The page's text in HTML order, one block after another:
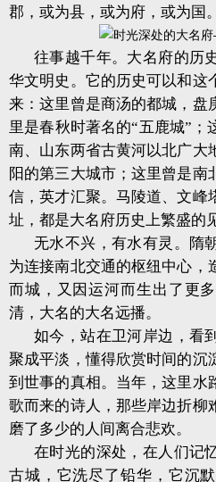
郡，或为县，或为府，或为国。
往事越千年。大名府的历
华文明史。它的历史可以和这
来：这里曾是商汤的都城，盘
里是春秋时著名的“五鹿城”
南、山东两省古黄河以北广大
阳的第三大城市；这里曾是南
信，英才汇聚。马陵道、文峰
址，都是大名府历史上繁盛的
无水不兴，有水有灵。隋
为连接南北交通的枢纽中心，
而城，又因运河而生出了更
清，大名的大名远播。
如今，站在卫河岸边，看
聚成平淡，懂得欣赏时间的沉
到世事的真相。当年，这里水
歌而来的诗人，那些岸边折柳
磨了多少的人间离合悲欢。
在时光的深处，在人们记
古城，它洗尽了铅华，它沉